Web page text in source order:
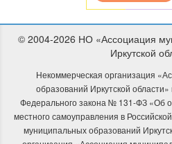
© 2004-2026 НО «Ассоциация
Иркутской
Некоммерческая организация
образований Иркутской области»
Федерального закона № 131-ФЗ «Об
местного самоуправления в
муниципальных образований